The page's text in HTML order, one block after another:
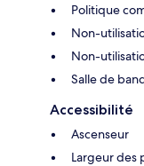
Politique
Non-
Non-
Salle de
Accessibilité
Ascenseur
Largeur des